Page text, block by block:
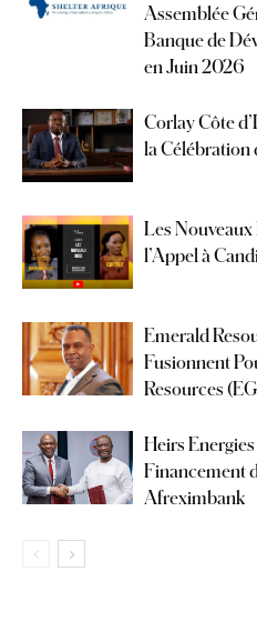
Assemblée
Banque de
en Juin 2026
Corlay Côte
la Célébration
Les Nouveaux
l’Appel à
Emerald
Fusionnent
Resources
Heirs
Financement
Afreximbank